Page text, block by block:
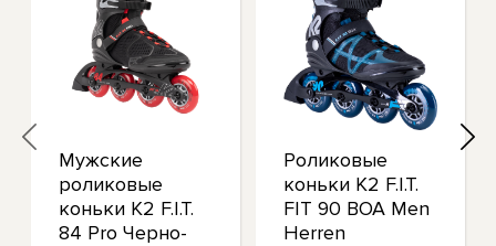
Мужские
роликовые
коньки K2 F.I.T.
84 Pro Черно-
Роликовые
коньки K2 F.I.T.
FIT 90 BOA Men
Herren